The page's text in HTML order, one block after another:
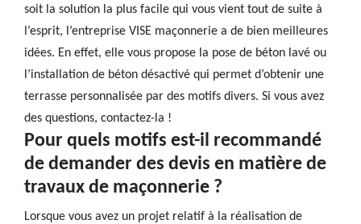
soit la solution la plus facile qui vous vient tout de suite à
l’esprit, l’entreprise VISE maçonnerie a de bien meilleures
idées. En effet, elle vous propose la pose de béton lavé ou
l’installation de béton désactivé qui permet d’obtenir une
terrasse personnalisée par des motifs divers. Si vous avez
des questions, contactez-la !
Pour quels motifs est-il recommandé
de demander des devis en matière de
travaux de maçonnerie ?
Lorsque vous avez un projet relatif à la réalisation de